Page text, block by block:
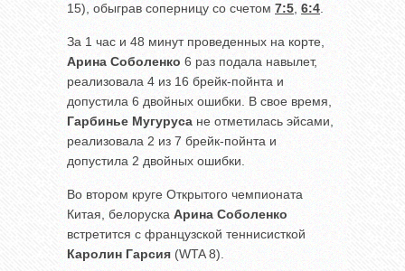
15), обыграв соперницу со счетом 7:5 6:4
За 1 час и 48 минут проведенных на корте,
Арина Соболенко 6 раз подала навылет,
реализовала 4 из 16 брейк-пойнта и
допустила 6 двойных ошибки. В свое время,
Гарбинье Мугуруса не отметилась эйсами,
реализовала 2 из 7 брейк-пойнта и
допустила 2 двойных ошибки.
Во втором круге Открытого чемпионата
Китая, белоруска Арина Соболенко
встретится с французской теннисисткой
Каролин Гарсия (WTA 8).